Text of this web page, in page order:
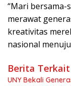
“Mari bersama-
merawat
kreativitas
nasional
Berita Terkait
UNY Bekali